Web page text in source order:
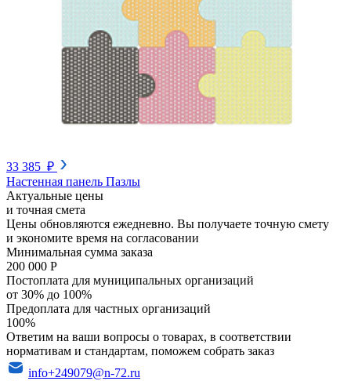
33 385 ₽
Настенная панель Пазлы
Актуальные цены
и точная смета
Цены обновляются ежедневно. Вы получаете точную смету
и экономите время на согласовании
Минимальная сумма заказа
200 000 Р
Постоплата для муниципальных организаций
от 30% до 100%
Предоплата для частных организаций
100%
Ответим на ваши вопросы о товарах, в соответствии
нормативам и стандартам, поможем собрать заказ
info+249079@n-72.ru